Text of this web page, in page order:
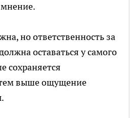
но ответственность за
оставаться у самого
сохраняется
тем выше ощущение